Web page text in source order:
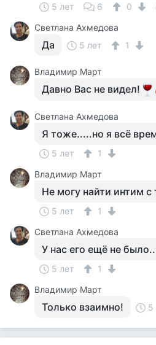
5 лет 6
0
Светлана Ахмедова
Да 5 лет 1
Владимир Март
Давно Вас не видел!
Светлана Ахмедова
Я тоже.....но я всё
5 лет
1
Владимир Март
Не могу найти интим
5 лет
1
Светлана Ахмедова
У нас его ещё не
5 лет
1
Владимир Март
Только взаимно! 5